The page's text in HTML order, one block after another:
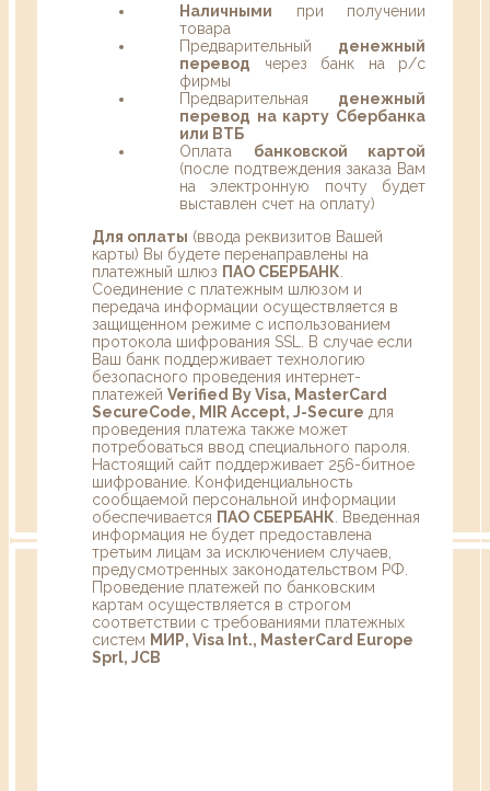
Наличными при получении
товара
Предварительный денежный
перевод через банк на р/с
фирмы
Предварительная денежный
перевод на карту Сбербанка
или ВТБ
Оплата банковской картой
(после подтвеждения заказа Вам
на электронную почту будет
выставлен счет на оплату)
Для оплаты (ввода реквизитов Вашей
карты) Вы будете перенаправлены на
платежный шлюз ПАО СБЕРБАНК
Соединение с платежным шлюзом и
передача информации осуществляется в
защищенном режиме с использованием
протокола шифрования SSL. В случае если
Ваш банк поддерживает технологию
безопасного проведения интернет-
платежей Verified By Visa, MasterCard
SecureCode, MIR Accept, J-Secure для
проведения платежа также может
потребоваться ввод специального пароля.
Настоящий сайт поддерживает 256-битное
шифрование. Конфиденциальность
сообщаемой персональной информации
обеспечивается ПАО СБЕРБАНК . Введенная
информация не будет предоставлена
третьим лицам за исключением случаев,
предусмотренных законодательством РФ.
Проведение платежей по банковским
картам осуществляется в строгом
соответствии с требованиями платежных
систем МИР, Visa Int., MasterCard Europe
Sprl, JCB